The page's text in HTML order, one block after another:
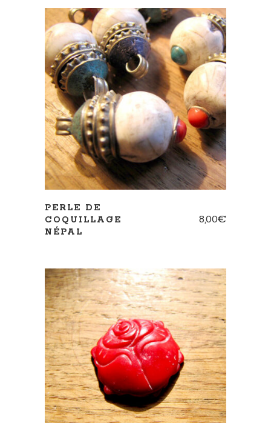
AJOUTER AU PANIER
PERLE DE
COQUILLAGE
NÉPAL
8,00€
AJOUTER AU PANIER